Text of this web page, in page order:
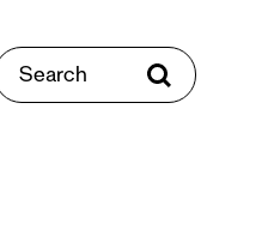
Search